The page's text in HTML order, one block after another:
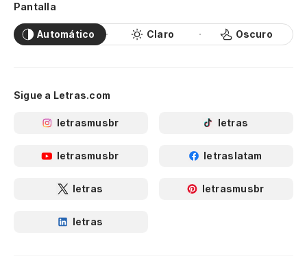
Pantalla
Automático Claro Oscuro
Sigue a Letras.com
letrasmusbr letras
letrasmusbr letraslatam
letras letrasmusbr
letras